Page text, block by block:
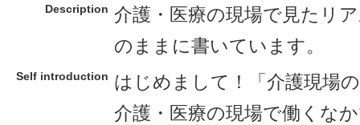
Description 介護・医療の現場で見たリ
のままに書いています。
Self introduction はじめまして！「介護現場
介護・医療の現場で働くな